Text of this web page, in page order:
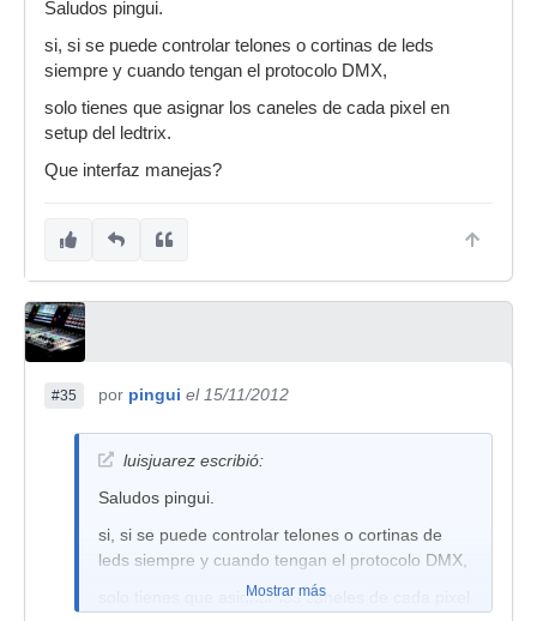
Saludos pingui.
si, si se puede controlar telones o cortinas de leds
siempre y cuando tengan el protocolo DMX,
solo tienes que asignar los caneles de cada pixel en
setup del ledtrix.
Que interfaz manejas?
#35 por pingui el 15/11/2012
luisjuarez escribió:
Saludos pingui.
si, si se puede controlar telones o cortinas de
leds siempre y cuando tengan el protocolo DMX,
solo tienes que asignar los caneles de cada pixel
Mostrar más